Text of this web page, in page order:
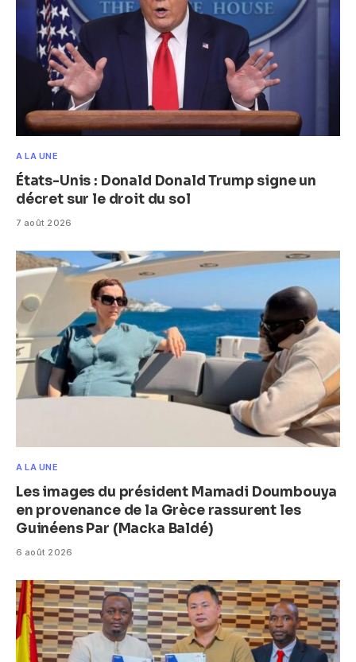
A LA UNE
États-Unis : Donald Donald Trump signe un
décret sur le droit du sol
7 août 2026
A LA UNE
Les images du président Mamadi Doumbouya
en provenance de la Grèce rassurent les
Guinéens Par (Macka Baldé)
6 août 2026